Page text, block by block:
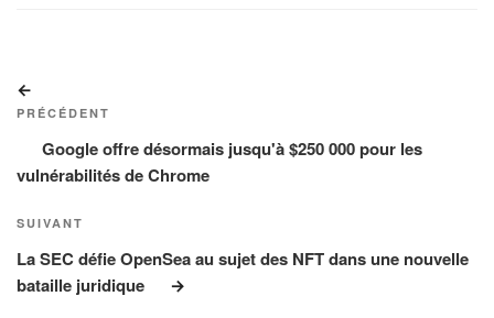
de
l’article
précédent
PRÉCÉDENT
Google offre désormais jusqu'à $250 000 pour les
vulnérabilités de Chrome
Article
suivant
SUIVANT
La SEC défie OpenSea au sujet des NFT dans une nouvelle
bataille juridique